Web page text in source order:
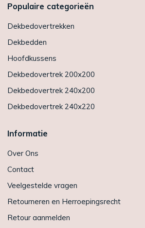
Populaire categorieën
Dekbedovertrekken
Dekbedden
Hoofdkussens
Dekbedovertrek 200x200
Dekbedovertrek 240x200
Dekbedovertrek 240x220
Informatie
Over Ons
Contact
Veelgestelde vragen
Retourneren en Herroepingsrecht
Retour aanmelden